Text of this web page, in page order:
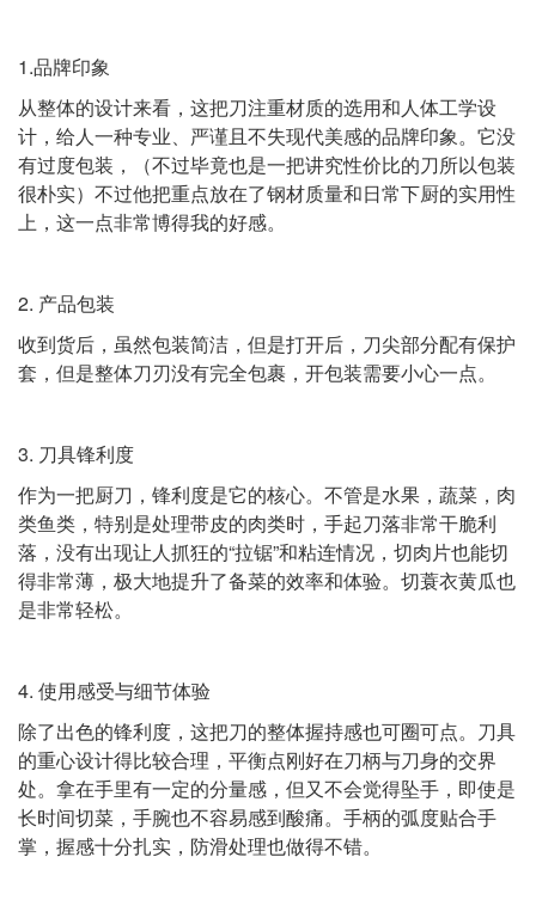
1.品牌印象
从整体的设计来看，这把刀注重材质的选用和人体工学设
计，给人一种专业、严谨且不失现代美感的品牌印象。它没
有过度包装，（不过毕竟也是一把讲究性价比的刀所以包装
很朴实）不过他把重点放在了钢材质量和日常下厨的实用性
上，这一点非常博得我的好感。
2. 产品包装
收到货后，虽然包装简洁，但是打开后，刀尖部分配有保护
套，但是整体刀刃没有完全包裹，开包装需要小心一点。
3. 刀具锋利度
作为一把厨刀，锋利度是它的核心。不管是水果，蔬菜，肉
类鱼类，特别是处理带皮的肉类时，手起刀落非常干脆利
落，没有出现让人抓狂的“拉锯”和粘连情况，切肉片也能切
得非常薄，极大地提升了备菜的效率和体验。切蓑衣黄瓜也
是非常轻松。
4. 使用感受与细节体验
除了出色的锋利度，这把刀的整体握持感也可圈可点。刀具
的重心设计得比较合理，平衡点刚好在刀柄与刀身的交界
处。拿在手里有一定的分量感，但又不会觉得坠手，即使是
长时间切菜，手腕也不容易感到酸痛。手柄的弧度贴合手
掌，握感十分扎实，防滑处理也做得不错。